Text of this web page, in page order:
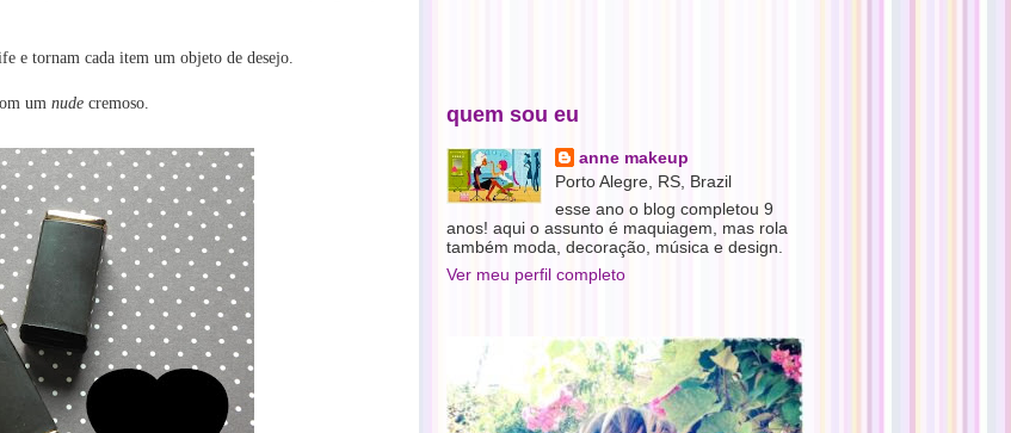
e tornam cada item um objeto de desejo.
um nude cremoso. quem sou eu
anne makeup
Porto Alegre, RS, Brazil
esse ano o blog completou 9
anos! aqui o assunto é maquiagem, mas rola
também moda, decoração, música e design.
Ver meu perfil completo